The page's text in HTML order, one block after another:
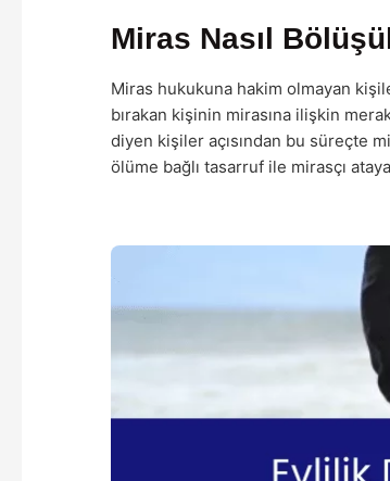
Miras Nasıl
Miras hukukuna hakim olmayan
bırakan kişinin mirasına ilişkin
diyen kişiler açısından bu süreçte
ölüme bağlı tasarruf ile mirasçı